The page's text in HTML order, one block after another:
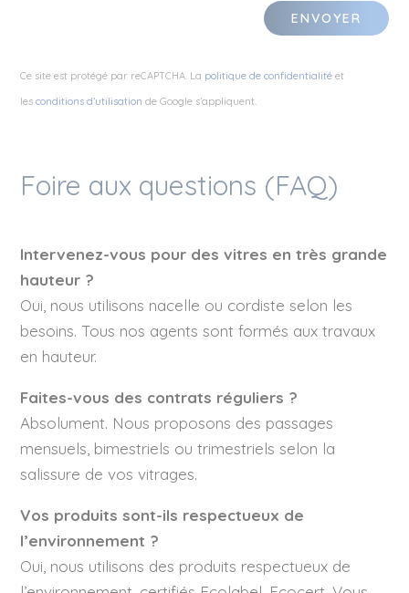
ENVOYER
Ce site est protégé par reCAPTCHA. La politique de confidentialité et
lesconditions d’utilisation de Google s’appliquent.
Foire aux questions (FAQ)
Intervenez-vous pour des vitres en très grande
hauteur ?
Oui, nous utilisons nacelle ou cordiste selon les
besoins. Tous nos agents sont formés aux travaux
en hauteur.
Faites-vous des contrats réguliers ?
Absolument. Nous proposons des passages
mensuels, bimestriels ou trimestriels selon la
salissure de vos vitrages.
Vos produits sont-ils respectueux de
l’environnement ?
Oui, nous utilisons des produits respectueux de